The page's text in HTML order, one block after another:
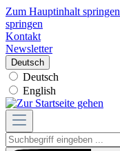
Zum Hauptinhalt springen
springen
Kontakt
Newsletter
Deutsch
Deutsch
English